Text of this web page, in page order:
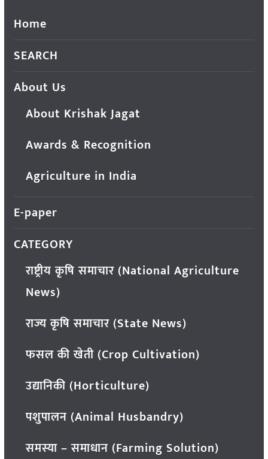
Home
SEARCH
About Us
About Krishak Jagat
Awards & Recognition
Agriculture in India
E-paper
CATEGORY
राष्ट्रीय कृषि समाचार (National Agriculture
News)
राज्य कृषि समाचार (State News)
फसल की खेती (Crop Cultivation)
उद्यानिकी (Horticulture)
पशुपालन (Animal Husbandry)
समस्या – समाधान (Farming Solution)